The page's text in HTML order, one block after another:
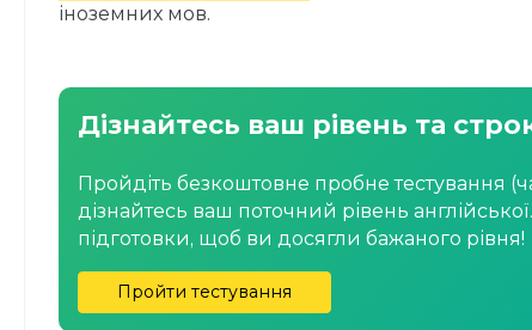
іноземних мов.
Дізнайтесь ваш рівень та
Пройдіть безкоштовне пробне тестування
дізнайтесь ваш поточний рівень
підготовки, щоб ви досягли бажаного рівня!
Пройти тестування